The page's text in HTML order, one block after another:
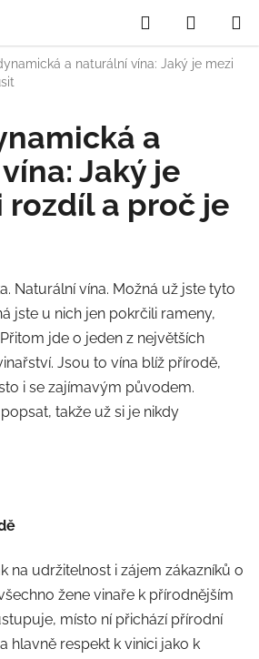
Hledat
KOŠÍK
a naturální vína: Jaký je mezi
a
Jaký je
rozdíl a proč je
Naturální vína. Možná už jste tyto
jste u nich jen pokrčili rameny,
jde o jeden z největších
Jsou to vína blíž přírodě,
i se zajímavým původem.
takže už si je nikdy
na udržitelnost i zájem zákazníků o
žene vinaře k přírodnějším
místo ní přichází přírodní
hlavně respekt k vinici jako k